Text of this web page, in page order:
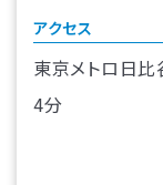
アクセス
東京メトロ日比
4分